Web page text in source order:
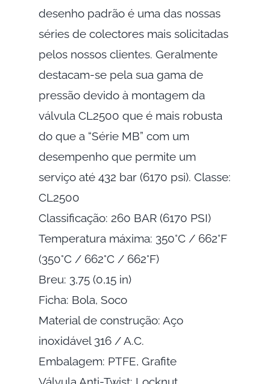
desenho padrão é uma das nossas
séries de colectores mais solicitadas
pelos nossos clientes. Geralmente
destacam-se pela sua gama de
pressão devido à montagem da
válvula CL2500 que é mais robusta
do que a “Série MB” com um
desempenho que permite um
serviço até 432 bar (6170 psi). Classe:
CL2500
Classificação: 260 BAR (6170 PSI)
Temperatura máxima: 350°C / 662°F
(350°C / 662°C / 662°F)
Breu: 3,75 (0,15 in)
Ficha: Bola, Soco
Material de construção: Aço
inoxidável 316 / A.C.
Embalagem: PTFE, Grafite